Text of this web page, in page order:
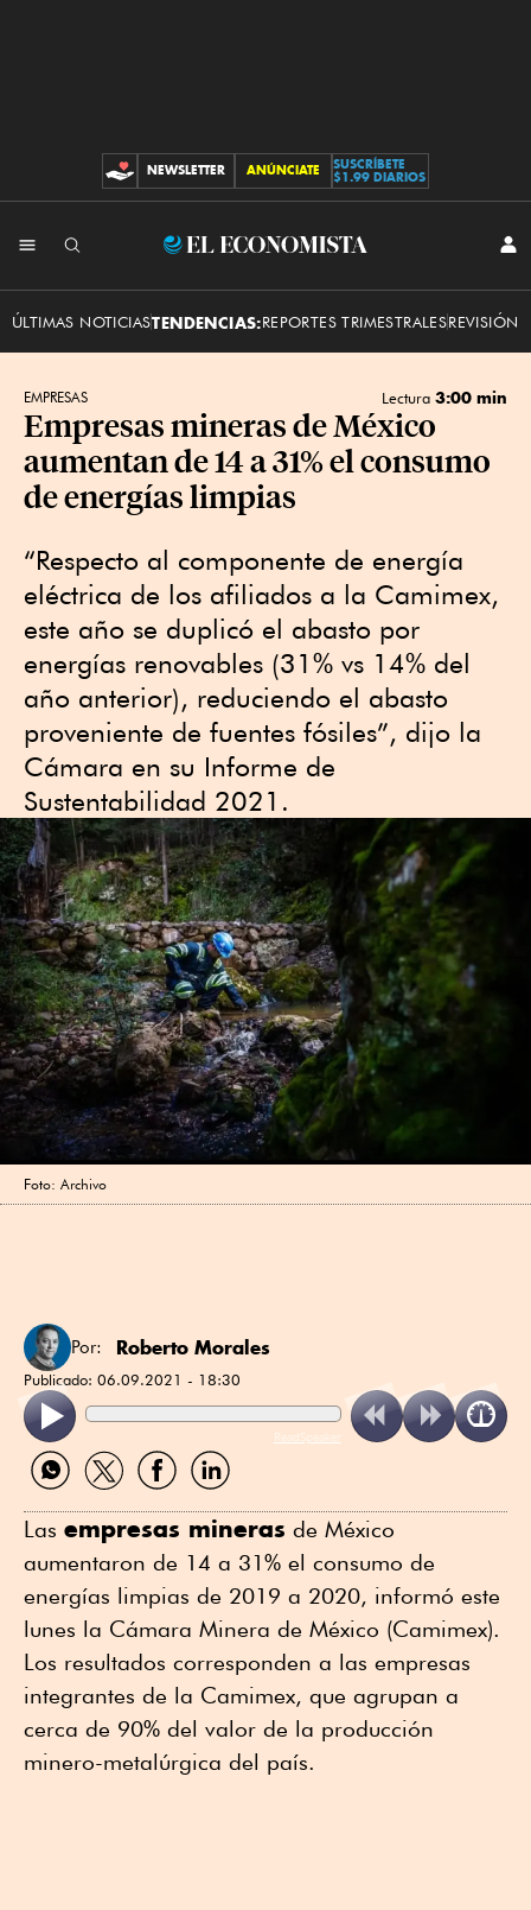
CONTRIBUCIONES
NEWSLETTER ANÚNCIATE
SUSCRÍBETE
$1.99 DIARIOS
El
ÚLTIMAS NOTICIASTENDENCIAS:REPORTES TRIMESTRALESREVISIÓN
EMPRESAS Lectura 3:00 min
Empresas mineras de México
aumentan de 14 a 31% el consumo
de energías limpias
“Respecto al componente de energía
eléctrica de los afiliados a la Camimex,
este año se duplicó el abasto por
energías renovables (31% vs 14% del
año anterior), reduciendo el abasto
proveniente de fuentes fósiles”, dijo la
Cámara en su Informe de
Sustentabilidad 2021.
Foto: Archivo
Por: Roberto Morales
Publicado: 06.09.2021 - 18:30
ReadSpeaker
Compartir
por
Compartir
por
Compartir
por
Compartir
por
Las empresas mineras de México
aumentaron de 14 a 31% el consumo de
energías limpias de 2019 a 2020, informó este
lunes la Cámara Minera de México (Camimex).
Los resultados corresponden a las empresas
integrantes de la Camimex, que agrupan a
cerca de 90% del valor de la producción
minero-metalúrgica del país.